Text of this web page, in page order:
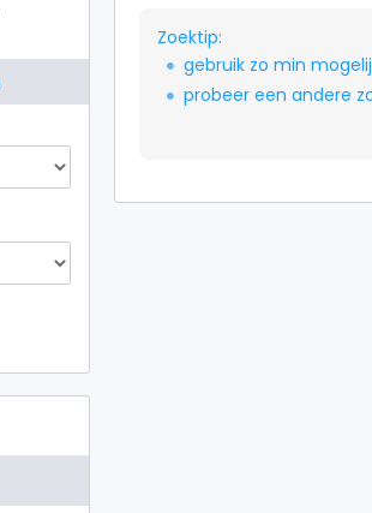
Zoektip:
gebruik zo min
probeer een andere